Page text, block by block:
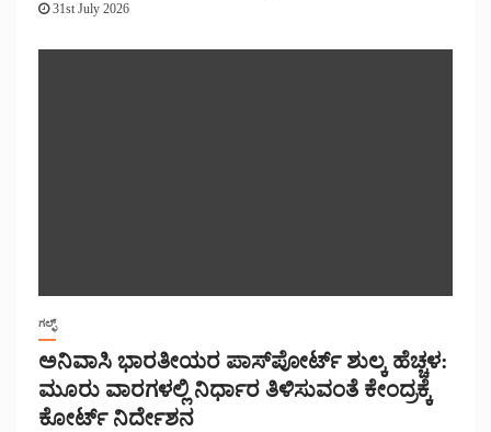
31st July 2026
ಗಲ್ಫ್
ಅನಿವಾಸಿ ಭಾರತೀಯರ ಪಾಸ್‌ಪೋರ್ಟ್ ಶುಲ್ಕ ಹೆಚ್ಚಳ:
ಮೂರು ವಾರಗಳಲ್ಲಿ ನಿರ್ಧಾರ ತಿಳಿಸುವಂತೆ ಕೇಂದ್ರಕ್ಕೆ
ಕೋರ್ಟ್ ನಿರ್ದೇಶನ